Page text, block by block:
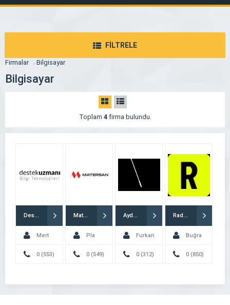
FİLTRELE
Firmalar Bilgisayar
Bilgisayar
Toplam 4firma bulundu.
DestekUzmanı
Mert
Deniz0 (553)
Matersan 3D
Pla
Filament0 (549)
Aydoğan Büro Makineleri
Furkan
Aydoğan
0 (312)
RadiClick Dijital Ajans
Buğra
Yücel0 (850)